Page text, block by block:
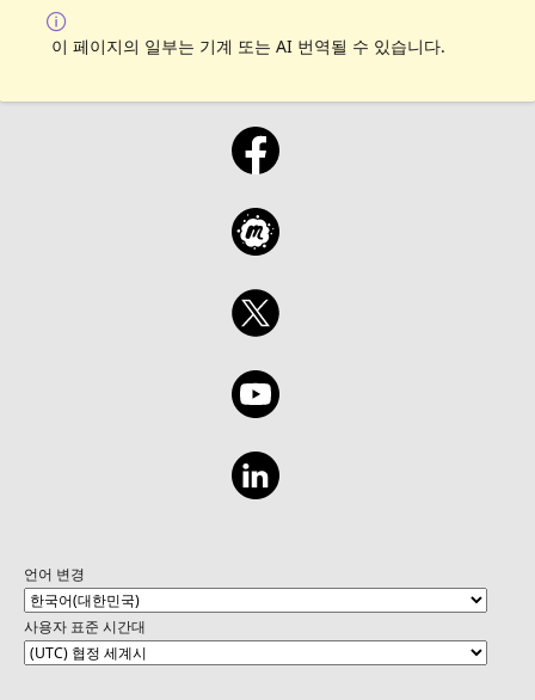
이 페이지의 일부는 기계 또는 AI 번역될 수 있습니다.
언어 변경
사용자 표준 시간대